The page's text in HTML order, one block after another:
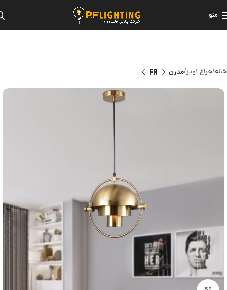
منو
خانه چراغ آویز مدرن